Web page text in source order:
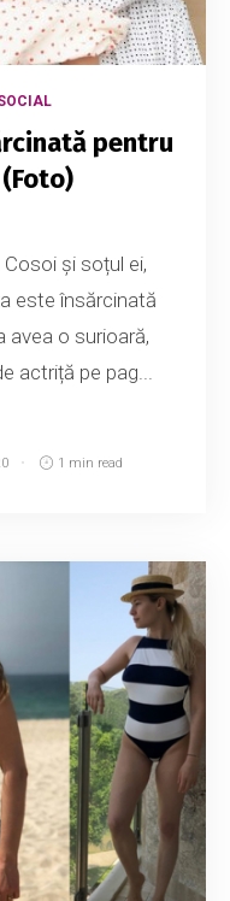
pentru
și soțul ei,
este însărcinată
avea o surioară,
actriță pe pag...
1 min read